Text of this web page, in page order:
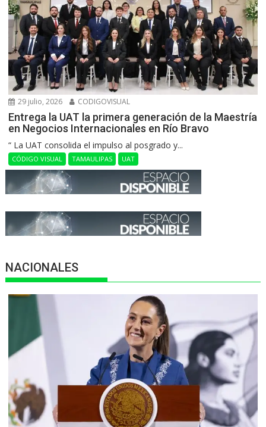
29 julio, 2026 CODIGOVISUAL
Entrega la UAT la primera generación de la Maestría
en Negocios Internacionales en Río Bravo
“ La UAT consolida el impulso al posgrado y...
CÓDIGO VISUAL TAMAULIPAS UAT
NACIONALES